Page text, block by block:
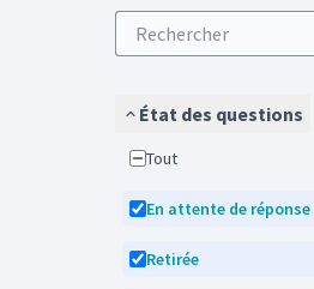
État des questions
Tout
En attente de réponse
Retirée